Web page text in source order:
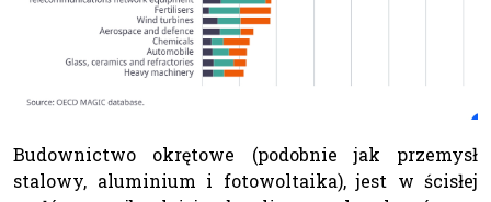
Budownictwo okrętowe (podobnie jak przemysł
stalowy, aluminium i fotowoltaika), jest w ścisłej